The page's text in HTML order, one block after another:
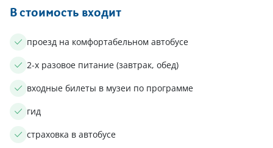
В стоимость входит
проезд на комфортабельном автобусе
2-х разовое питание (завтрак, обед)
входные билеты в музеи по программе
гид
страховка в автобусе